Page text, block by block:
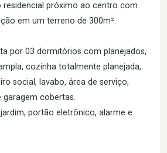
residencial próximo ao centro com
em um terreno de 300m².
por 03 dormitórios com planejados,
cozinha totalmente planejada,
social, lavabo, área de serviço,
garagem cobertas.
portão eletrônico, alarme e